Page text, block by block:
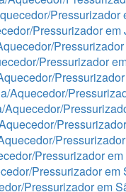
Pressurizador
Pressurizador em
Pressurizador
Aquecedor/
Aquecedor/
Pressurizador
Pressurizador em
Pressurizador em